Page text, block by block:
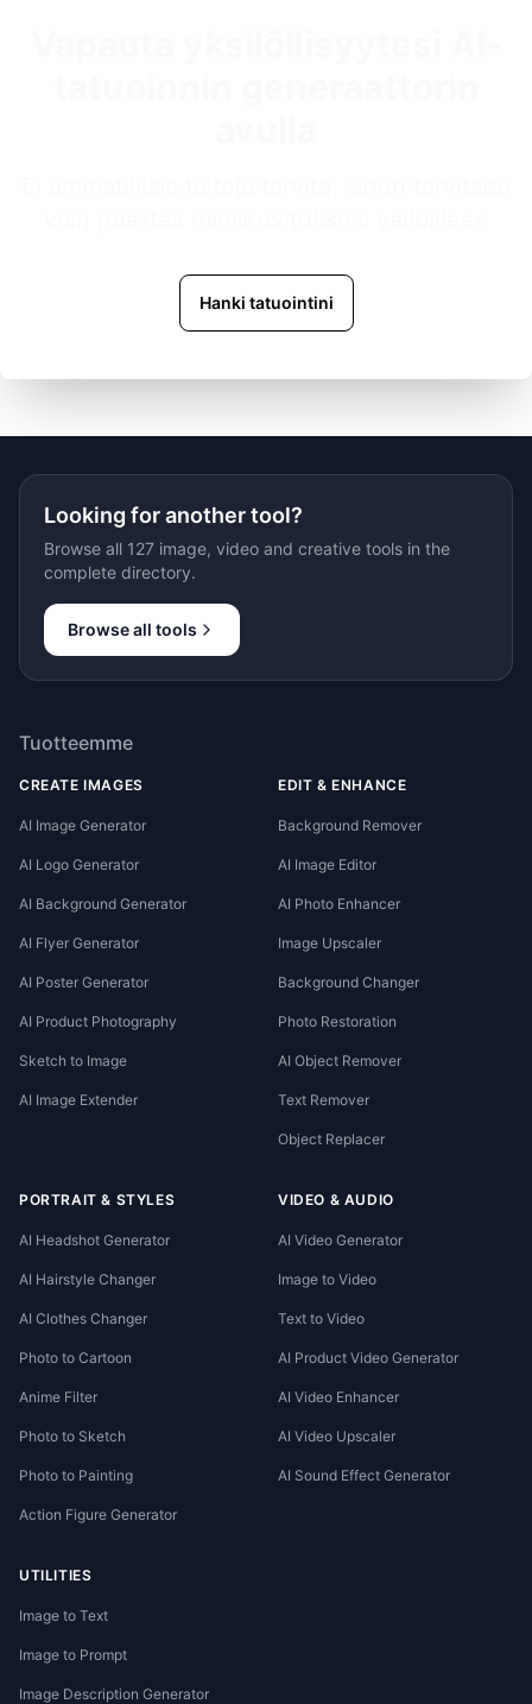
Hanki tatuointini
Looking for another tool?
Browse all 127 image, video and creative tools in the
complete directory.
Browse all tools
Tuotteemme
CREATE IMAGES
AI Image Generator
AI Logo Generator
AI Background Generator
AI Flyer Generator
AI Poster Generator
AI Product Photography
Sketch to Image
AI Image Extender
EDIT & ENHANCE
Background Remover
AI Image Editor
AI Photo Enhancer
Image Upscaler
Background Changer
Photo Restoration
AI Object Remover
Text Remover
Object Replacer
PORTRAIT & STYLES
AI Headshot Generator
AI Hairstyle Changer
AI Clothes Changer
Photo to Cartoon
Anime Filter
Photo to Sketch
Photo to Painting
Action Figure Generator
VIDEO & AUDIO
AI Video Generator
Image to Video
Text to Video
AI Product Video Generator
AI Video Enhancer
AI Video Upscaler
AI Sound Effect Generator
UTILITIES
Image to Text
Image to Prompt
Image Description Generator